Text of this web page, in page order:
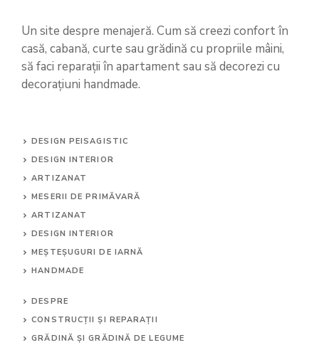
Un site despre menajeră. Cum să creezi confort în
casă, cabană, curte sau grădină cu propriile mâini,
să faci reparații în apartament sau să decorezi cu
decorațiuni handmade.
DESIGN PEISAGISTIC
DESIGN INTERIOR
ARTIZANAT
MESERII DE PRIMĂVARĂ
ARTIZANAT
DESIGN INTERIOR
MEȘTEȘUGURI DE IARNĂ
HANDMADE
DESPRE
CONSTRUCȚII ȘI REPARAȚII
GRĂDINĂ ȘI GRĂDINĂ DE LEGUME